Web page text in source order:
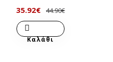
35.92€ 44.90€
Καλάθι